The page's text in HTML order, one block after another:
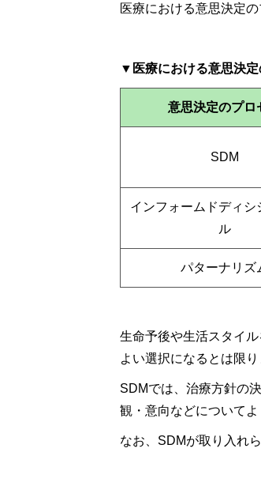
医療における意思決定
▼医療における意思決定
意思決定のプロ
SDM
インフォームドディシ
ル
パターナリズ
生命予後や生活スタイ
よい選択になるとは限り
SDMでは、治療方針の
観・意向などについて
なお、SDMが取り入れ